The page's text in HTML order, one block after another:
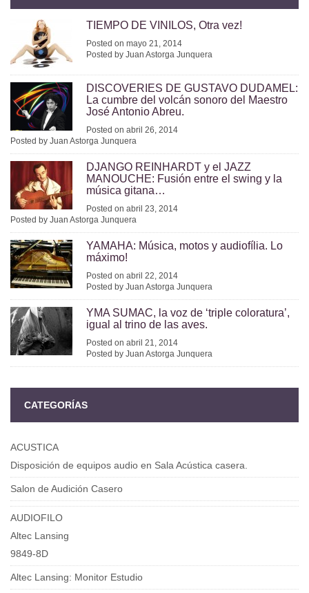
TIEMPO DE VINILOS, Otra vez!
Posted on mayo 21, 2014
Posted by Juan Astorga Junquera
DISCOVERIES DE GUSTAVO DUDAMEL:
La cumbre del volcán sonoro del Maestro
José Antonio Abreu.
Posted on abril 26, 2014
Posted by Juan Astorga Junquera
DJANGO REINHARDT y el JAZZ
MANOUCHE: Fusión entre el swing y la
música gitana…
Posted on abril 23, 2014
Posted by Juan Astorga Junquera
YAMAHA: Música, motos y audiofília. Lo
máximo!
Posted on abril 22, 2014
Posted by Juan Astorga Junquera
YMA SUMAC, la voz de ‘triple coloratura’,
igual al trino de las aves.
Posted on abril 21, 2014
Posted by Juan Astorga Junquera
CATEGORÍAS
ACUSTICA
Disposición de equipos audio en Sala Acústica casera.
Salon de Audición Casero
AUDIOFILO
Altec Lansing
9849-8D
Altec Lansing: Monitor Estudio